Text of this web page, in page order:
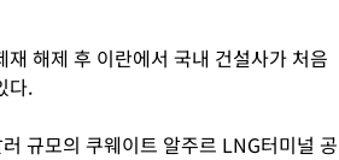
해제 후 이란에서 국내 건설사가 처음
다.
규모의 쿠웨이트 알주르 LNG터미널 공